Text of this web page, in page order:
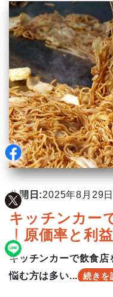
公開日:2025年8月29日
キッチンカー
｜原価率と利
キッチンカーで飲食
悩む方は多い... 続きを